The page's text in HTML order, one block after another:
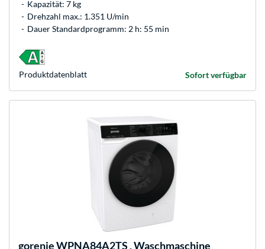
Kapazität: 7 kg
Drehzahl max.: 1.351 U/min
Dauer Standardprogramm: 2 h: 55 min
Sofort verfügbar
Produkt­datenblatt
gorenjeWPNA84A2TS , Waschmaschine